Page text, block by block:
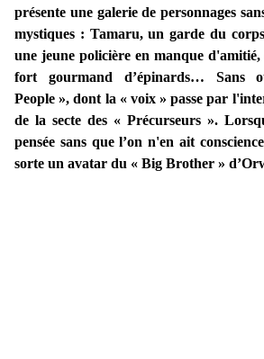
présente une galerie de personnages
mystiques : Tamaru, un garde du
une jeune policière en manque
fort gourmand d’épinards… Sans
People », dont la « voix » passe par
de la secte des « Précurseurs ».
pensée sans que l’on n'en ait
sorte un avatar du « Big Brother »